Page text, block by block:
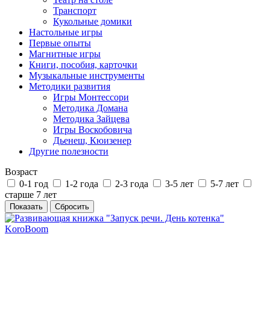
Транспорт
Кукольные домики
Настольные игры
Первые опыты
Магнитные игры
Книги, пособия, карточки
Музыкальные инструменты
Методики развития
Игры Монтессори
Методика Домана
Методика Зайцева
Игры Воскобовича
Дьенеш, Кюизенер
Другие полезности
Возраст
0-1 год
1-2 года 2-3 года 3-5 лет
5-7 лет
старше 7 лет